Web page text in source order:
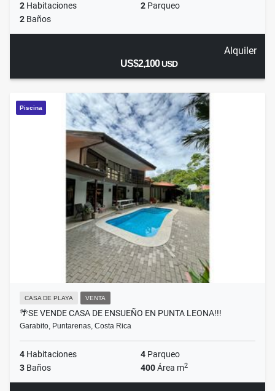
2 Habitaciones 2 Parqueo
2 Baños
Alquiler
US$2,100USD
Piscina
CASA DE PLAYA VENTA
🌴SE VENDE CASA DE ENSUEÑO EN PUNTA LEONA!!!
Garabito, Puntarenas, Costa Rica
4 Habitaciones 4 Parqueo
3 Baños 400Área m2